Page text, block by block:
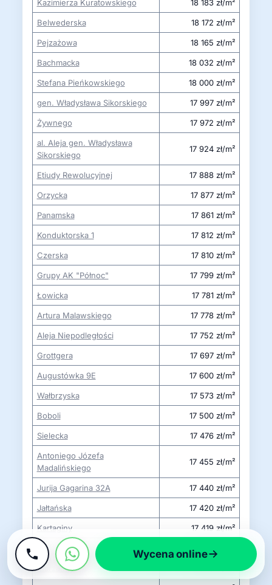
Kazimierza Kuratowskiego 18 183 zł/m²
Belwederska 18 172 zł/m²
Pejzażowa 18 165 zł/m²
Bachmacka 18 032 zł/m²
Stefana Pieńkowskiego 18 000 zł/m²
gen. Władysława Sikorskiego 17 997 zł/m²
Żywnego 17 972 zł/m²
al. Aleja gen. Władysława
Sikorskiego
17 924 zł/m²
Etiudy Rewolucyjnej 17 888 zł/m²
Orzycka 17 877 zł/m²
Panamska 17 861 zł/m²
Konduktorska 1 17 812 zł/m²
Czerska 17 810 zł/m²
Grupy AK "Północ" 17 799 zł/m²
Łowicka 17 781 zł/m²
Artura Malawskiego 17 778 zł/m²
Aleja Niepodległości 17 752 zł/m²
Grottgera 17 697 zł/m²
Augustówka 9E 17 600 zł/m²
Wałbrzyska 17 573 zł/m²
Boboli 17 500 zł/m²
Sielecka 17 476 zł/m²
Antoniego Józefa
Madalińskiego
17 455 zł/m²
Jurija Gagarina 32A 17 440 zł/m²
Jałtańska 17 420 zł/m²
Kartaginy 17 419 zł/m²
Aleja Wilanowska 89 17 380 zł/m²
Marzanny
Wycena online